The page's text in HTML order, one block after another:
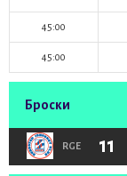
45:00
45:00
Броски
RGE 11